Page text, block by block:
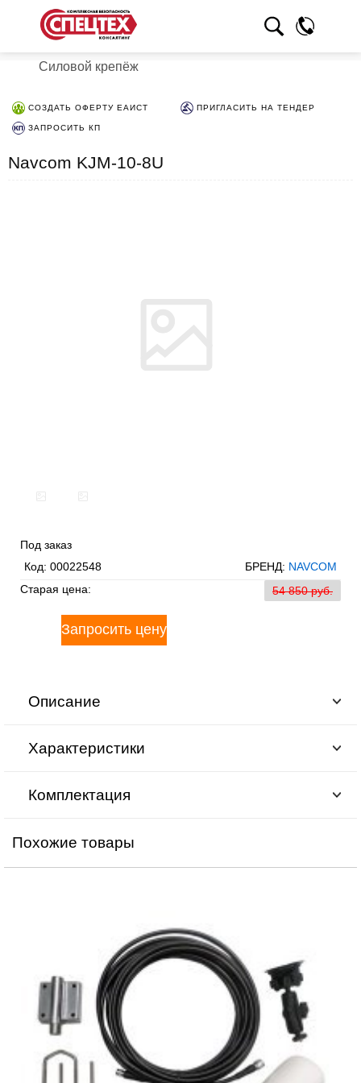
Силовой крепёж
СОЗДАТЬ ОФЕРТУ ЕАИСТ ПРИГЛАСИТЬ НА ТЕНДЕР
ЗАПРОСИТЬ КП
Navcom KJM-10-8U
Под заказ
Код: 00022548 БРЕНД: NAVCOM
Старая цена:
54 850 pуб.
Описание
Характеристики
Комплектация
Похожие товары